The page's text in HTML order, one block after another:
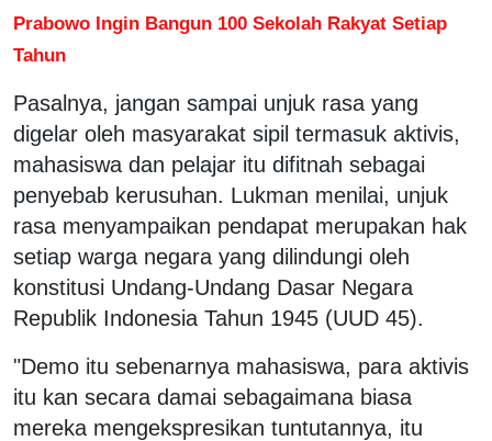
Prabowo Ingin Bangun 100 Sekolah Rakyat Setiap
Tahun
Pasalnya, jangan sampai unjuk rasa yang
digelar oleh masyarakat sipil termasuk aktivis,
mahasiswa dan pelajar itu difitnah sebagai
penyebab kerusuhan. Lukman menilai, unjuk
rasa menyampaikan pendapat merupakan hak
setiap warga negara yang dilindungi oleh
konstitusi Undang-Undang Dasar Negara
Republik Indonesia Tahun 1945 (UUD 45).
"Demo itu sebenarnya mahasiswa, para aktivis
itu kan secara damai sebagaimana biasa
mereka mengekspresikan tuntutannya, itu